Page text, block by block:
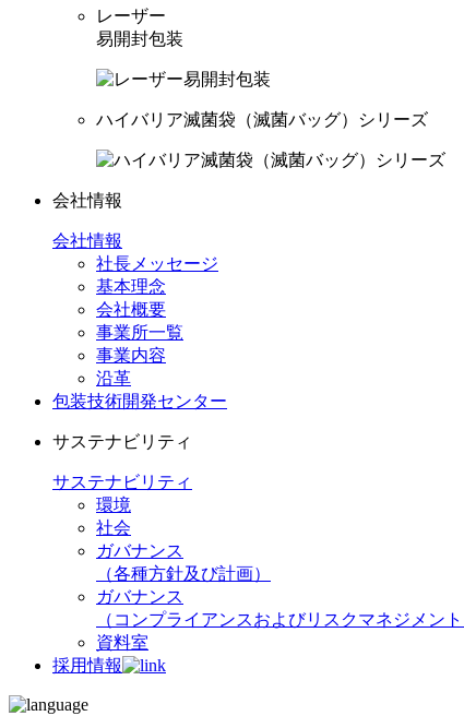
レーザー
易開封包装
ハイバリア滅菌袋（滅菌バッグ）シリーズ
会社情報
会社情報
社長メッセージ
基本理念
会社概要
事業所一覧
事業内容
沿革
包装技術開発センター
サステナビリティ
サステナビリティ
環境
社会
ガバナンス
（各種方針及び計画）
ガバナンス
（コンプライアンスおよびリスクマネジメント
資料室
採用情報